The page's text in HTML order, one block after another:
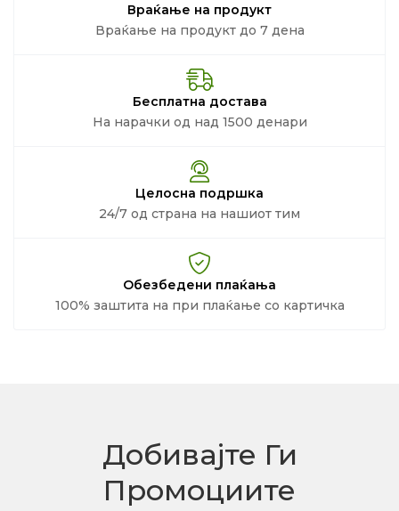
Враќање на продукт
Враќање на продукт до 7 дена
Бесплатна достава
На нарачки од над 1500 денари
Целосна подршка
24/7 од страна на нашиот тим
Обезбедени плаќања
100% заштита на при плаќање со картичка
Добивајте Ги
Промоциите